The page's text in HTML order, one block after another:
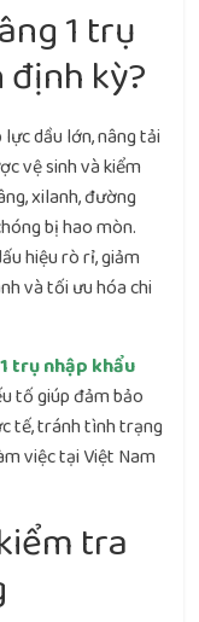
1 trụ
kỳ?
dầu lớn, nâng tải
vệ sinh và kiểm
xilanh, đường
bị hao mòn.
hiệu rò rỉ, giảm
và tối ưu hóa chi
trụ nhập khẩu
tố giúp đảm bảo
tế, tránh tình trạng
việc tại Việt Nam
tra